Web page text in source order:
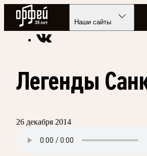
Радио Орфей
Наши сайты
Радио классической музыки «Орфей»
Легенды
26 декабря 2014